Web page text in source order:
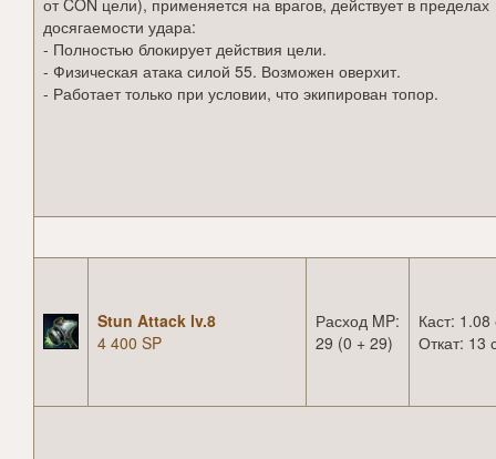
от CON цели), применяется на врагов, действует в пределах
досягаемости удара:
- Полностью блокирует действия цели.
- Физическая атака силой 55. Возможен оверхит.
- Работает только при условии, что экипирован топор.
Stun Attack lv.8
4 400 SP
Расход MP:
29 (0 + 29)
Каст: 1.08
Откат: 13